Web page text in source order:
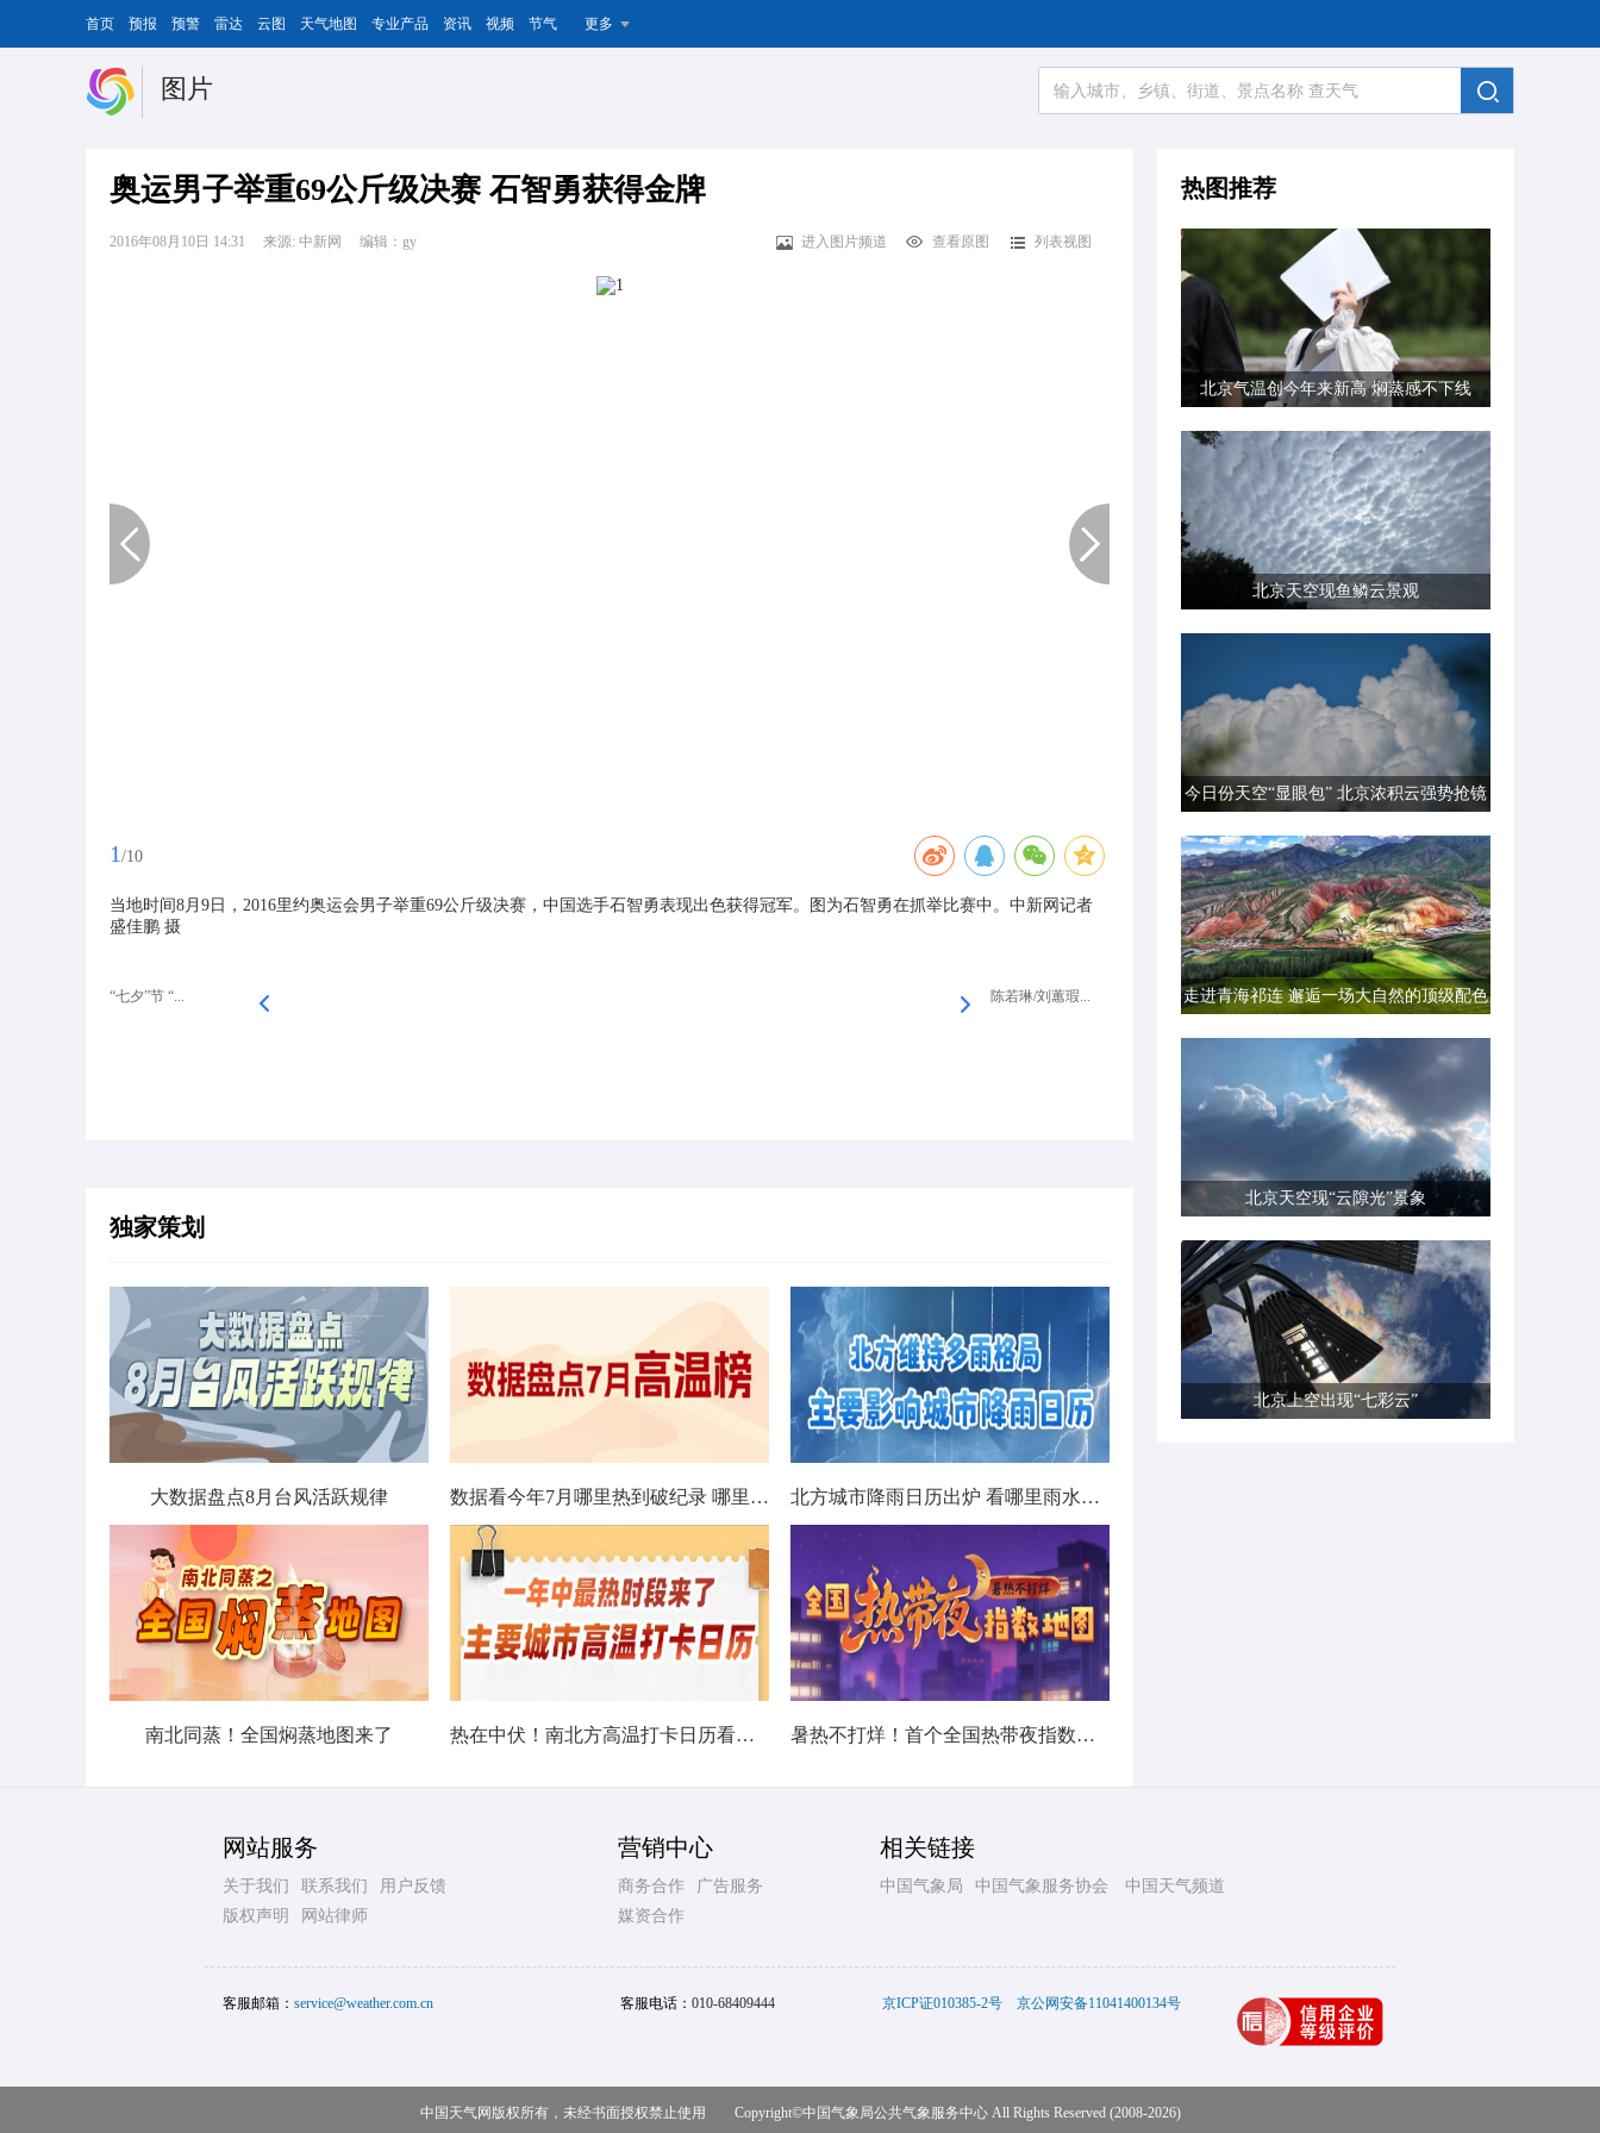
首页 预报 预警 雷达 云图 天气地图 专业产品 资讯 视频 节气 更多
图片
奥运男子举重69公斤级决赛 石智勇获得金牌
2016年08月10日 14:31 来源: 中新网 编辑：gy 进入图片频道 查看原图 列表视图
1 /10
当地时间8月9日，2016里约奥运会男子举重69公斤级决赛，中国选手石智勇表现出色获得冠军。图为石智勇在抓举比赛中。中新网记者
盛佳鹏 摄
“七夕”节 “... 陈若琳/刘蕙瑕...
独家策划
大数据盘点8月台风活跃规律 数据看今年7月哪里热到破纪录 哪里暑热连轴转 北方城市降雨日历出炉 看哪里雨水超长待机
南北同蒸！全国焖蒸地图来了 热在中伏！南北方高温打卡日历看哪里热力持久 暑热不打烊！首个全国热带夜指数地图发布
热图推荐
北京气温创今年来新高 焖蒸感不下线
北京天空现鱼鳞云景观
今日份天空“显眼包” 北京浓积云强势抢镜
走进青海祁连 邂逅一场大自然的顶级配色
北京天空现“云隙光”景象
北京上空出现“七彩云”
网站服务
关于我们 联系我们
用户反馈
版权声明
网站律师
营销中心
商务合作
广告服务
媒资合作
相关链接
中国气象局 中国气象服务协会 中国天气频道
客服邮箱： service@weather.com.cn 客服电话： 010-68409444 京ICP证010385-2号 京公网安备11041400134号
中国天气网版权所有，未经书面授权禁止使用 Copyright©中国气象局公共气象服务中心All Rights Reserved (2008-2026)